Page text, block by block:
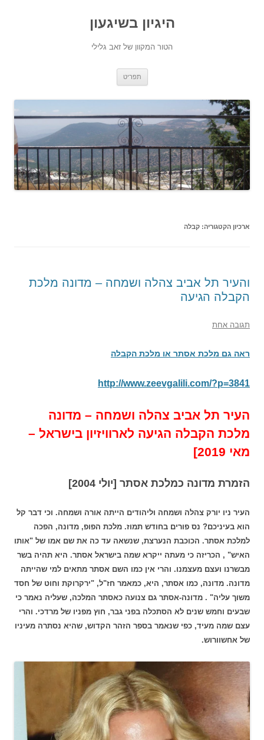
היגיון בשיגעון
הטור המקוון של זאב גלילי
תפריט
ארכיון הקטגוריה: קבלה
והעיר תל אביב צהלה ושמחה – מדונה מלכת
הקבלה הגיעה
תגובה אחת
ראה גם מלכת אסתר או מלכת הקבלה
http://www.zeevgalili.com/?p=3841
העיר תל אביב צהלה ושמחה – מדונה
מלכת הקבלה הגיעה לארוויזיון בישראל –
מאי 2019]
הזמרת מדונה כמלכת אסתר [יולי 2004]
העיר ניו יורק צהלה ושמחה וליהודים הייתה אורה ושמחה. וכי דבר קל
הוא בעיניכם? נס פורים בחודש תמוז. מלכת הפופ, מדונה, הפכה
למלכת אסתר. הכוכבת הנערצת, שנשאה עד כה את שם אמו של "אותו
האיש" , הכריזה כי מעתה ייקרא שמה בישראל אסתר. היא תהיה בשר
מבשרנו ועצם מעצמנו. והרי אין כמו השם אסתר מתאים למי שהייתה
מדונה. מדונה, כמו אסתר, היא, כמאמר חז"ל, "ירקרוקת וחוט של חסד
משוך עליה" . מדונה-אסתר גם צנועה כאסתר המלכה, שעליה נאמר כי
שבעים וחמש שנים לא הסתכלה בפני גבר, חוץ מפניו של מרדכי. והרי
עצם שמה מעיד, כפי שנאמר בספר הזהר הקדוש, שהיא נסתרה מעיניו
של אחשוורוש.